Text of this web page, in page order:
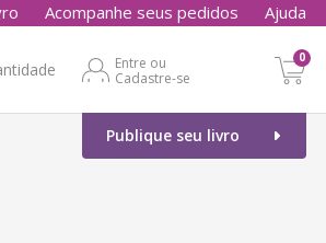
Acompanhe seus pedidos Ajuda
Entre ou
Cadastre-se
0
Publique seu livro